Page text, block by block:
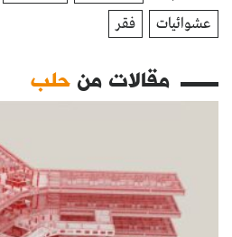
عشوائيات
فقر
مقالات منحلب